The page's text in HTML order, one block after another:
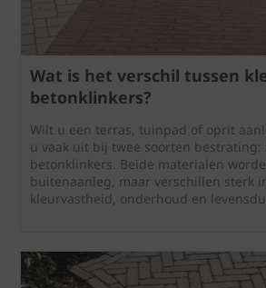
Wat is het verschil tussen
betonklinkers?
Wilt u een terras, tuinpad of oprit
u vaak uit bij twee soorten bestrating:
betonklinkers. Beide materialen
buitenaanleg, maar verschillen sterk
kleurvastheid, onderhoud en